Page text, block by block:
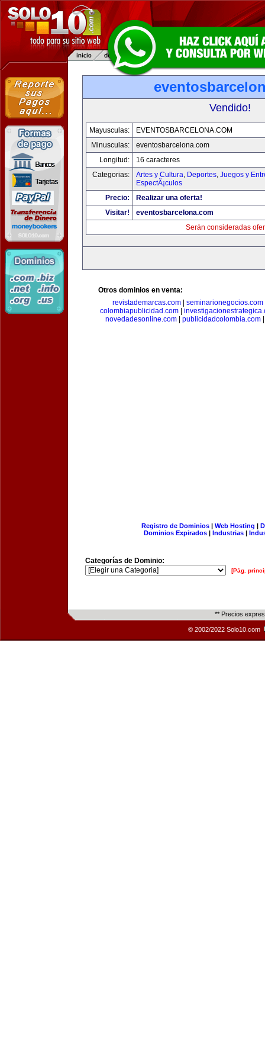
Vendido!
Mayusculas:
EVENTOSBARCELONA.COM
Minusculas:
eventosbarcelona.com
Longitud:
16 caracteres
Categorias:
Artes y Cultura, Deportes, Juegos y
EspectÃ¡culos
Precio:
Realizar una oferta!
Visitar!
eventosbarcelona.com
Serán consideradas
Otros dominios en venta:
revistademarcas.com
seminarionegocios.com
colombiapublicidad.com
novedadesonline.com
publicidadcolombia.com
Registro de Dominios| Web Hosting |
Dominios Expirados | Industrias |
Categorías de Dominio:
[Pág.
** Precios
© 2002/2022 Solo10.com